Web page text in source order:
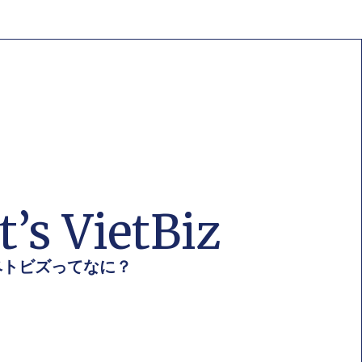
VietBiz
ビズってなに？